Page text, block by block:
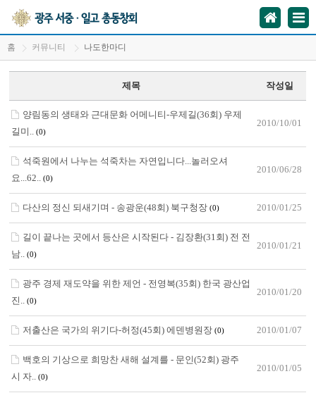
홈 커뮤니티 나도한마디
제목 작성일
양림동의 생태와 근대문화 어메니티-우제길(36회) 우제
길미..(0)
2010/10/01
석죽원에서 나누는 석죽차는 자연입니다...놀러오셔
요...62..(0)
2010/06/28
다산의 정신 되새기며 - 송광운(48회) 북구청장(0) 2010/01/25
길이 끝나는 곳에서 등산은 시작된다 - 김장환(31회) 전 전
남..(0)
2010/01/21
광주 경제 재도약을 위한 제언 - 전영복(35회) 한국 광산업
진..(0)
2010/01/20
저출산은 국가의 위기다-허정(45회) 에덴병원장(0) 2010/01/07
백호의 기상으로 희망찬 새해 설계를 - 문인(52회) 광주
시 자..(0)
2010/01/05